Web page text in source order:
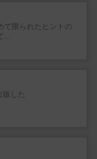
て限られたヒントの
した